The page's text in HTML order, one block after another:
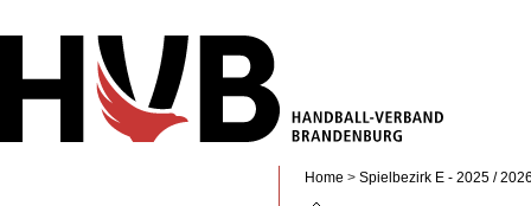
Home >Spielbezirk E - 2025 /